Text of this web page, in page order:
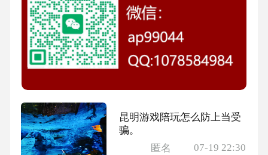
昆明游戏陪玩怎么防上当受
骗。
匿名
07-19 22:30